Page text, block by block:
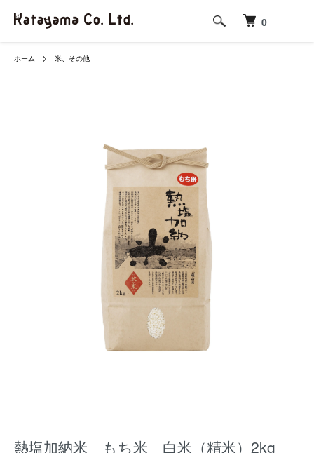
0
ホーム 米、その他
熱塩加納米 もち米 白米（精米）2kg